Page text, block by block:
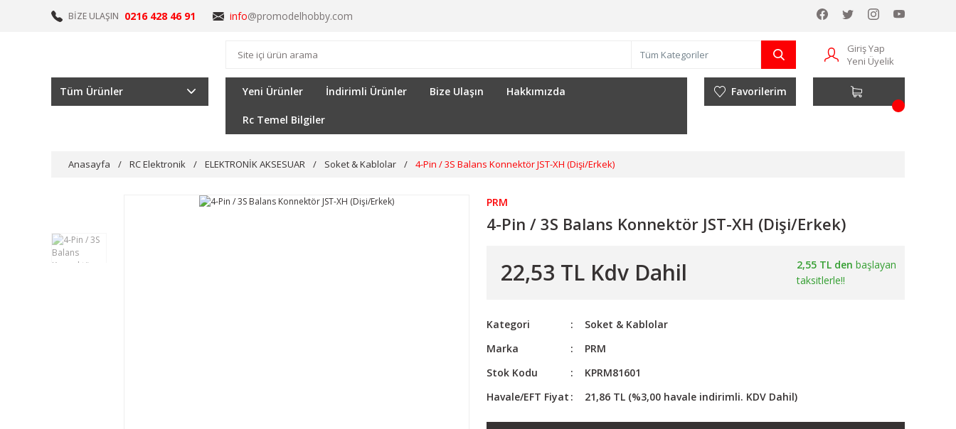
BİZE ULAŞIN 0216 428 46 91 info@promodelhobby.com
Giriş Yap
Yeni Üyelik
Tüm Ürünler Yeni Ürünler İndirimli Ürünler Bize Ulaşın Hakkımızda
Rc Temel Bilgiler
Favorilerim
Anasayfa RC Elektronik ELEKTRONİK AKSESUAR Soket & Kablolar 4-Pin / 3S Balans Konnektör JST-XH (Dişi/Erkek)
PRM
4-Pin / 3S Balans Konnektör JST-XH (Dişi/Erkek)
22,53 TL Kdv Dahil 2,55 TL den başlayan
taksitlerle!!
Kategori
Soket & Kablolar
Marka
PRM
Stok Kodu
KPRM81601
Havale/EFT Fiyat
21,86 TL (%3,00 havale indirimli. KDV Dahil)